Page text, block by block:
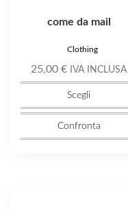
come da mail
Clothing
25,00€ IVA INCLUSA
Scegli
Confronta